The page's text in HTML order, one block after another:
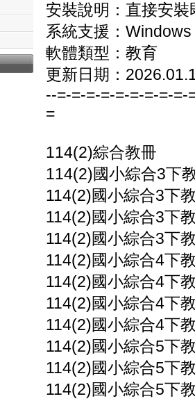
安裝說明：直接安裝
系統支援：
軟體類型：教育
更新日期：
--=-=-=-=-=-=-=-=-=-
=
114(2)綜合教冊
114(2)國小綜合3下
114(2)國小綜合3下
114(2)國小綜合3下
114(2)國小綜合3下
114(2)國小綜合4下
114(2)國小綜合4下
114(2)國小綜合4下
114(2)國小綜合4下
114(2)國小綜合5下
114(2)國小綜合5下
114(2)國小綜合5下